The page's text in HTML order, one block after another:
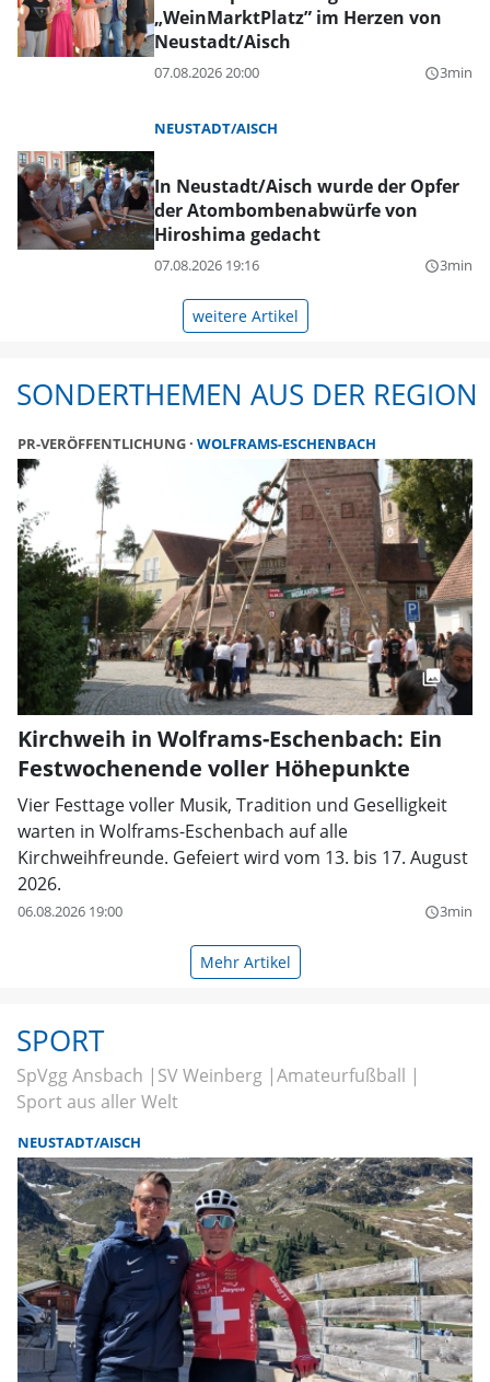
„WeinMarktPlatz” im Herzen von
Neustadt/Aisch
07.08.2026 20:00 query_builder3min
NEUSTADT/AISCH
In Neustadt/Aisch wurde der Opfer
der Atombombenabwürfe von
Hiroshima gedacht
07.08.2026 19:16 query_builder3min
weitere Artikel
SONDERTHEMEN AUS DER REGION
PR-VERÖFFENTLICHUNG WOLFRAMS-ESCHENBACH
Kirchweih in Wolframs-Eschenbach: Ein
Festwochenende voller Höhepunkte
Vier Festtage voller Musik, Tradition und Geselligkeit
warten in Wolframs-Eschenbach auf alle
Kirchweihfreunde. Gefeiert wird vom 13. bis 17. August
2026.
06.08.2026 19:00 query_builder3min
Mehr Artikel
SPORT
SpVgg Ansbach SV Weinberg Amateurfußball
Sport aus aller Welt
NEUSTADT/AISCH